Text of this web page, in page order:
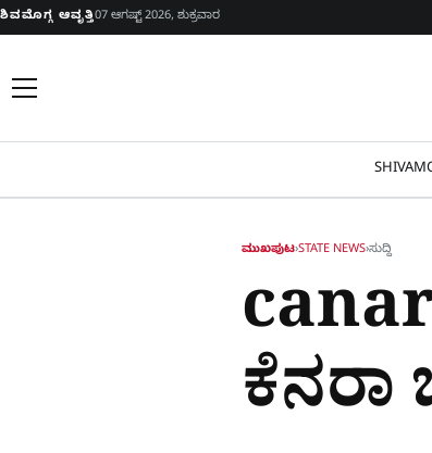
Skip to content
ಶಿವಮೊಗ್ಗ ಆವೃತ್ತಿ07 ಆಗಷ್ಟ್ 2026, ಶುಕ್ರವಾರ
ಮುಖಪುಟ›STATE NEWS›ಸುದ್ದಿ
ಕೆನರಾ